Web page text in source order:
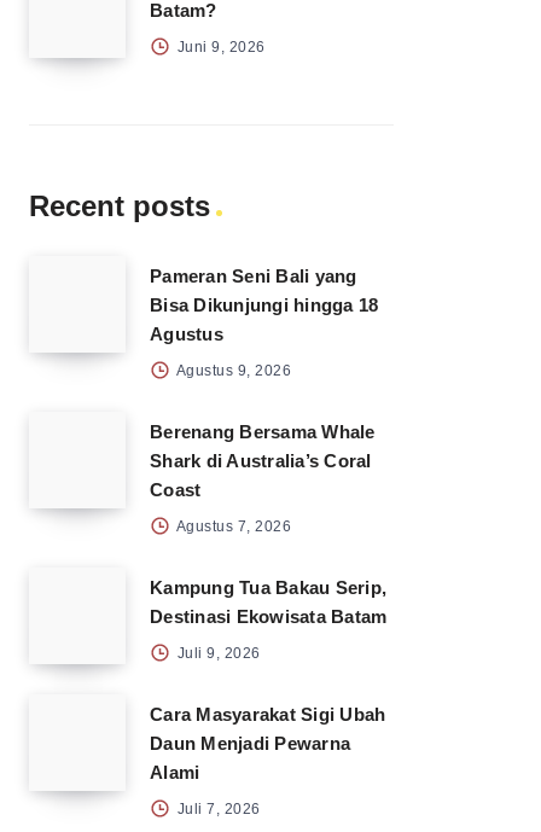
Batam?
Juni 9, 2026
Recent posts
Pameran Seni Bali yang
Bisa Dikunjungi hingga 18
Agustus
Agustus 9, 2026
Berenang Bersama Whale
Shark di Australia’s Coral
Coast
Agustus 7, 2026
Kampung Tua Bakau Serip,
Destinasi Ekowisata Batam
Juli 9, 2026
Cara Masyarakat Sigi Ubah
Daun Menjadi Pewarna
Alami
Juli 7, 2026